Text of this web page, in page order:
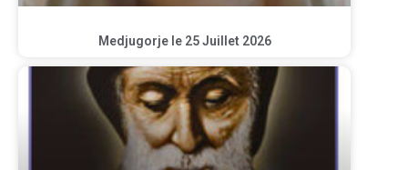
Medjugorje le 25 Juillet 2026